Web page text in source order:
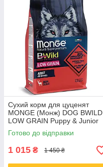
Сухий корм для цуценят
MONGE (Монж) DOG BWILD
LOW GRAIN Puppy & Junior
оленя 2.5 кг (термін до 06.09)
Готово до відправки
1 015 ₴ 1 450 ₴